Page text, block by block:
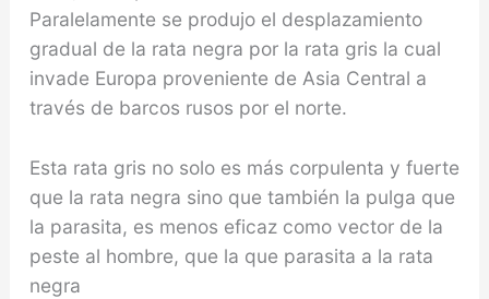
Paralelamente se produjo el desplazamiento
gradual de la rata negra por la rata gris la cual
invade Europa proveniente de Asia Central a
través de barcos rusos por el norte.
Esta rata gris no solo es más corpulenta y fuerte
que la rata negra sino que también la pulga que
la parasita, es menos eficaz como vector de la
peste al hombre, que la que parasita a la rata
negra